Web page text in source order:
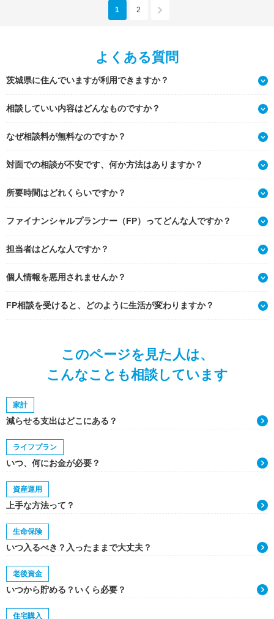
1 2
よくある質問
茨城県に住んでいますが利用できますか？
相談していい内容はどんなものですか？
なぜ相談料が無料なのですか？
対面での相談が不安です、何か方法はありますか？
所要時間はどれくらいですか？
ファイナンシャルプランナー（FP）ってどんな人ですか？
担当者はどんな人ですか？
個人情報を悪用されませんか？
FP相談を受けると、どのように生活が変わりますか？
このページを見た人は、
こんなことも相談しています
家計
減らせる支出はどこにある？
ライフプラン
いつ、何にお金が必要？
資産運用
上手な方法って？
生命保険
いつ入るべき？入ったままで大丈夫？
老後資金
いつから貯める？いくら必要？
住宅購入